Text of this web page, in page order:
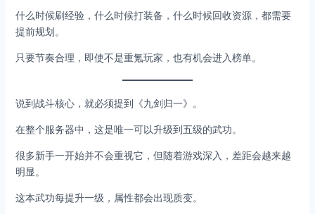
什么时候刷经验，什么时候打装备，什么时候回收资源，都需要
提前规划。
只要节奏合理，即使不是重氪玩家，也有机会进入榜单。
说到战斗核心，就必须提到《九剑归一》。
在整个服务器中，这是唯一可以升级到五级的武功。
很多新手一开始并不会重视它，但随着游戏深入，差距会越来越
明显。
这本武功每提升一级，属性都会出现质变。